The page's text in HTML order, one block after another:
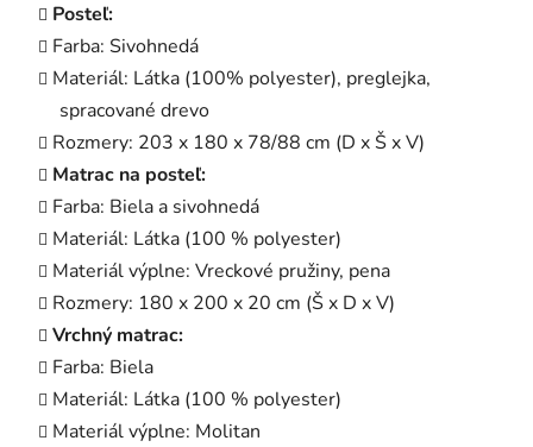
Posteľ:
Farba: Sivohnedá
Materiál: Látka (100% polyester), preglejka,
spracované drevo
Rozmery: 203 x 180 x 78/88 cm (D x Š x V)
Matrac na posteľ:
Farba: Biela a sivohnedá
Materiál: Látka (100 % polyester)
Materiál výplne: Vreckové pružiny, pena
Rozmery: 180 x 200 x 20 cm (Š x D x V)
Vrchný matrac:
Farba: Biela
Materiál: Látka (100 % polyester)
Materiál výplne: Molitan